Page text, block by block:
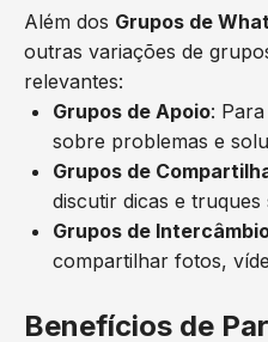
Além dos Grupos de
outras variações de
relevantes:
Grupos de Apoio:
sobre problemas e
Grupos de
discutir dicas e
Grupos de
compartilhar fotos,
Benefícios de